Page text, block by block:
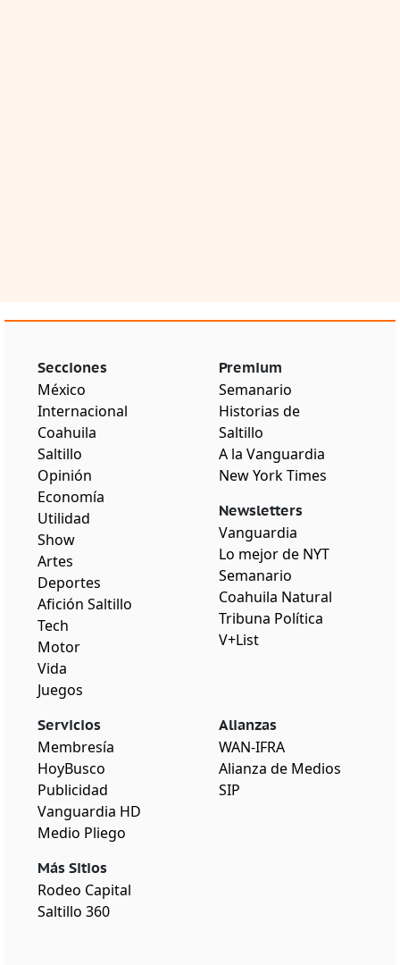
Secciones
México
Internacional
Coahuila
Saltillo
Opinión
Economía
Utilidad
Show
Artes
Deportes
Afición Saltillo
Tech
Motor
Vida
Juegos
Premium
Semanario
Historias de
Saltillo
A la Vanguardia
New York Times
Newsletters
Vanguardia
Lo mejor de NYT
Semanario
Coahuila Natural
Tribuna Política
V+List
Servicios
Membresía
HoyBusco
Publicidad
Vanguardia HD
Medio Pliego
Más Sitios
Rodeo Capital
Saltillo 360
Alianzas
WAN-IFRA
Alianza de Medios
SIP